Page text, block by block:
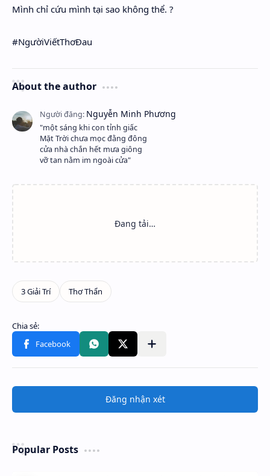
Mình chỉ cứu mình tại sao không thể. ?
#NgườiViếtThơĐau
About the author
"một sáng khi con tỉnh giấc
Mặt Trời chưa mọc đằng đông
cửa nhà chắn hết mưa giông
vỡ tan nằm im ngoài cửa"
Đăng nhận xét
Popular Posts